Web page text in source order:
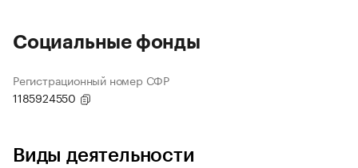
Социальные фонды
Регистрационный номер СФР
1185924550
Виды деятельности